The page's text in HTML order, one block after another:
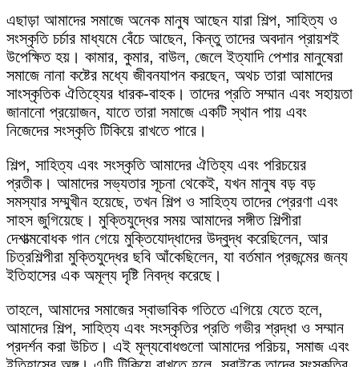
এছাড়া আমাদের সমাজে অনেক মানুষ আছেন যারা শিল্প, সাহিত্য ও
সংস্কৃতি চর্চার মাধ্যমে বেঁচে আছেন, কিন্তু তাদের অবদান প্রায়শই
উপেক্ষিত হয়। কামার, কুমার, বাউল, জেলে ইত্যাদি পেশার মানুষেরা
সমাজে নানা কষ্টের মধ্যে জীবনযাপন করছেন, অথচ তারা আমাদের
সাংস্কৃতিক ঐতিহ্যের ধারক-বাহক। তাদের প্রতি সম্মান এবং সহায়তা
জানানো প্রয়োজন, যাতে তারা সমাজে একটি স্থান পায় এবং
নিজেদের সংস্কৃতি টিকিয়ে রাখতে পারে।
শিল্প, সাহিত্য এবং সংস্কৃতি আমাদের ঐতিহ্য এবং পরিচয়ের
প্রতীক। আমাদের সভ্যতার সূচনা থেকেই, যখন মানুষ বড় বড়
সমস্যার সম্মুখীন হয়েছে, তখন শিল্প ও সাহিত্য তাদের প্রেরণা এবং
সাহস জুগিয়েছে। মুক্তিযুদ্ধের সময় আমাদের সঙ্গীত শিল্পীরা
দেশাত্মবোধক গান গেয়ে মুক্তিযোদ্ধাদের উদ্বুদ্ধ করেছিলেন, আর
চিত্রশিল্পীরা মুক্তিযুদ্ধের ছবি আঁকেছিলেন, যা বর্তমান প্রজন্মের জন্য
ইতিহাসের এক অমূল্য দৃষ্টি নিবদ্ধ করেছে।
তাহলে, আমাদের সমাজের স্বাভাবিক গতিতে এগিয়ে যেতে হলে,
আমাদের শিল্প, সাহিত্য এবং সংস্কৃতির প্রতি গভীর শ্রদ্ধা ও সম্মান
প্রদর্শন করা উচিত। এই মূল্যবোধগুলো আমাদের পরিচয়, সমাজ এবং